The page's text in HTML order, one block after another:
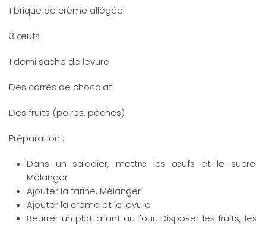
1 brique de crème allégée
3 œufs
1 demi sache de levure
Des carrés de chocolat
Des fruits (poires, pèches)
Préparation :
Dans un saladier, mettre les œufs et le sucre.
Mélanger
Ajouter la farine. Mélanger
Ajouter la crème et la levure
Beurrer un plat allant au four. Disposer les fruits, les